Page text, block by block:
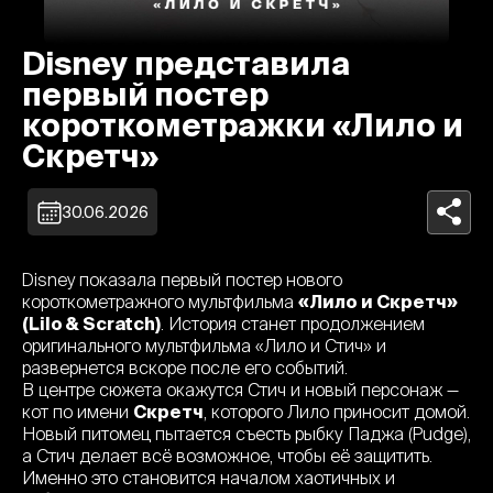
Disney представила
первый постер
короткометражки «Лило и
Скретч»
30.06.2026
Disney показала первый постер нового
короткометражного мультфильма «Лило и Скретч»
(Lilo & Scratch) . История станет продолжением
оригинального мультфильма «Лило и Стич» и
развернется вскоре после его событий.
В центре сюжета окажутся Стич и новый персонаж —
кот по имени Скретч , которого Лило приносит домой.
Новый питомец пытается съесть рыбку Паджа (Pudge),
а Стич делает всё возможное, чтобы её защитить.
Именно это становится началом хаотичных и